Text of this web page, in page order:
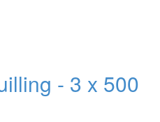
- 3 x 500